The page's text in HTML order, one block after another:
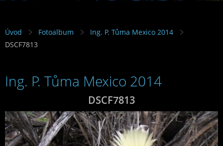
Úvod Fotoalbum
Ing. P. Tůma Mexico 2014
DSCF7813
Ing. P. Tůma Mexico 2014
DSCF7813